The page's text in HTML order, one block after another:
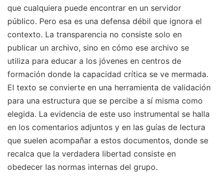
que cualquiera puede encontrar en un servidor
público. Pero esa es una defensa débil que ignora el
contexto. La transparencia no consiste solo en
publicar un archivo, sino en cómo ese archivo se
utiliza para educar a los jóvenes en centros de
formación donde la capacidad crítica se ve mermada.
El texto se convierte en una herramienta de validación
para una estructura que se percibe a sí misma como
elegida. La evidencia de este uso instrumental se halla
en los comentarios adjuntos y en las guías de lectura
que suelen acompañar a estos documentos, donde se
recalca que la verdadera libertad consiste en
obedecer las normas internas del grupo.